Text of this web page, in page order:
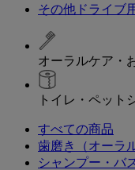
その他ドライブ
オーラルケア・
トイレ・ペット
すべての商品
歯磨き（オーラ
シャンプー・バ